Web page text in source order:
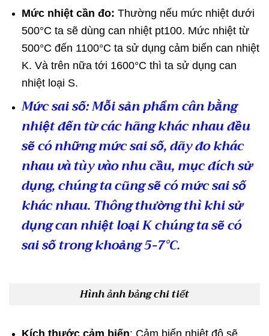
Mức nhiệt cần đo: Thường nếu mức nhiệt dưới
500°C ta sẽ dùng can nhiệt pt100. Mức nhiệt từ
500°C đến 1100°C ta sử dụng cảm biến can nhiệt
K. Và trên nữa tới 1600°C thì ta sử dụng can
nhiệt loại S.
Mức sai số: Mỗi sản phẩm cân bằng
nhiệt đến từ các hãng khác nhau đều
sẽ có những mức sai số, dãy đo khác
nhau và tùy vào nhu cầu, mục đích sử
dụng, chúng ta cũng sẽ có mức sai số
khác nhau. Thông thường thì khi sử
dụng can nhiệt loại K chúng ta sẽ có
sai số trong khoảng 5-7°C.
Hình ảnh bảng chi tiết